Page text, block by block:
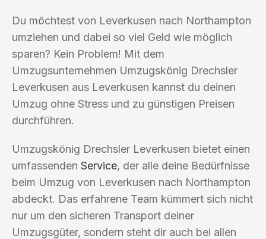
Du möchtest von Leverkusen nach Northampton
umziehen und dabei so viel Geld wie möglich
sparen? Kein Problem! Mit dem
Umzugsunternehmen Umzugskönig Drechsler
Leverkusen aus Leverkusen kannst du deinen
Umzug ohne Stress und zu günstigen Preisen
durchführen.
Umzugskönig Drechsler Leverkusen bietet einen
umfassenden Service, der alle deine Bedürfnisse
beim Umzug von Leverkusen nach Northampton
abdeckt. Das erfahrene Team kümmert sich nicht
nur um den sicheren Transport deiner
Umzugsgüter, sondern steht dir auch bei allen